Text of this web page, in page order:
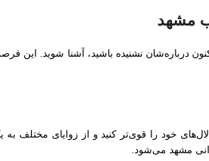
درباره‌شان نشنیده باشید، آشنا شوید. این
خود را قوی‌تر کنید و از زوایای مختلف به
مشهد می‌شود.